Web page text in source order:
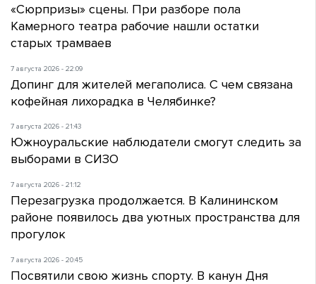
«Сюрпризы» сцены. При разборе пола
Камерного театра рабочие нашли остатки
старых трамваев
7 августа 2026 - 22:09
Допинг для жителей мегаполиса. С чем связана
кофейная лихорадка в Челябинке?
7 августа 2026 - 21:43
Южноуральские наблюдатели смогут следить за
выборами в СИЗО
7 августа 2026 - 21:12
Перезагрузка продолжается. В Калининском
районе появилось два уютных пространства для
прогулок
7 августа 2026 - 20:45
Посвятили свою жизнь спорту. В канун Дня